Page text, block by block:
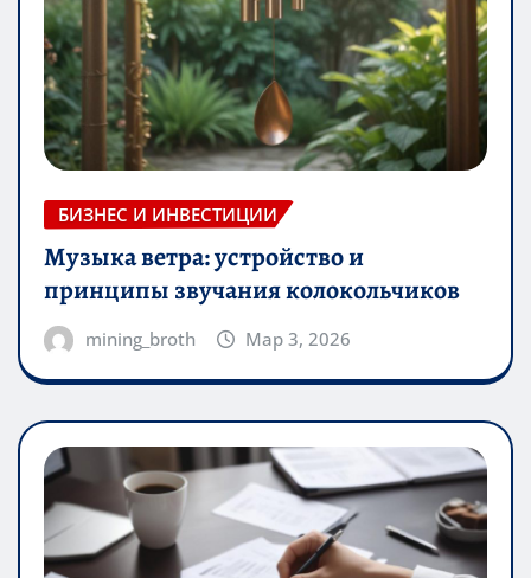
БИЗНЕС И ИНВЕСТИЦИИ
Музыка ветра: устройство и
принципы звучания колокольчиков
mining_broth Мар 3, 2026